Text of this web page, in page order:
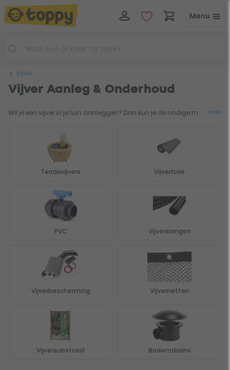
Menu
Vijver
Vijver Aanleg & Onderhoud
Wil je een vijver in je tuin aanleggen? Dan kun je de nodige materialen gebruiken om jouw vijver precies naar wens samen te stellen. Alles wat je nodig hebt voor de aanleg van je vijver kun je hier vinden, zoals vijverfolie en PVC onderdelen. Heb je al een vijver en wil je het onderhoud makkelijker maken, dan is het raadzaam om eens te kijken naar een vijvernet of vijverstofzuiger. Deze nemen je het werk uit handen. Om de uitstraling van je vijver nog beter te maken kun je er vijververlichting en decoratie bij plaatsen. Zo is je vijver een echte aanwinst voor jouw tuin. meer
Terrasvijvers Vijverfolie
PVC Vijverslangen
Vijverbescherming Vijvernetten
Vijversubstraat Bodemdrains